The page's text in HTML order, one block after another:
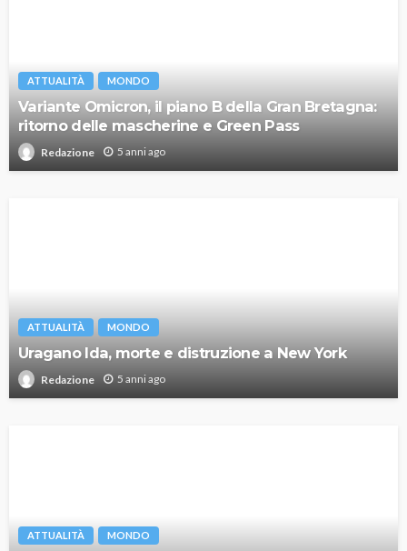
ATTUALITÀ MONDO
Variante Omicron, il piano B della Gran Bretagna:
ritorno delle mascherine e Green Pass
Redazione 5 anni ago
ATTUALITÀ MONDO
Uragano Ida, morte e distruzione a New York
Redazione 5 anni ago
ATTUALITÀ MONDO